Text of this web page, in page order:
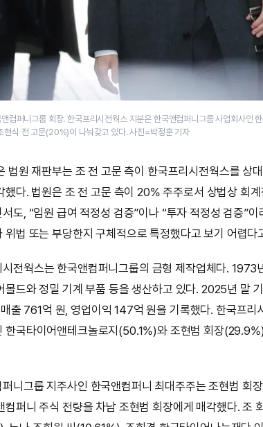
컴퍼니그룹 회장. 한국프리시전웍스 지분은 한국앤컴퍼니그룹 사업회사인
식 전 고문(20%)이 나눠갖고 있다. 사진=박정훈 기자
법원 재판부는 조 전 고문 측이 한국프리시전웍스를 상
했다. 법원은 조 전 고문 측이 20% 주주로서 상법상 회
도, “임원 급여 적정성 검증”이나 “투자 적정성 검증”
위법 또는 부당한지 구체적으로 특정했다고 보기 어렵다
시전웍스는 한국앤컴퍼니그룹의 금형 제작업체다. 1973
몰드와 정밀 기계 부품 등을 생산하고 있다. 2025년 말
출 761억 원, 영업이익 147억 원을 기록했다. 한국프리
한국타이어앤테크놀로지(50.1%)와 조현범 회장
퍼니그룹 지주사인 한국앤컴퍼니 최대주주는 조현범 회
컴퍼니 주식 전량을 차남 조현범 회장에게 매각했다. 조